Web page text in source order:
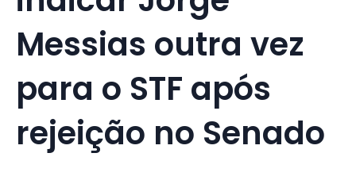
Messias outra vez
para o STF após
rejeição no Senado